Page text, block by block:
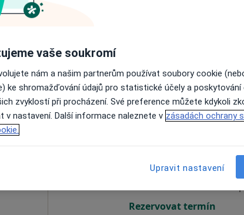
Rezervovat termín
vaše soukromí
nám a našim partnerům používat soubory cookie
ke shromažďování údajů pro statistické účely a poskytování
zvyklostí při procházení. Své preference můžete kdykoli
v nastavení. Další informace naleznete v zásadách ochrany
Upravit nastavení